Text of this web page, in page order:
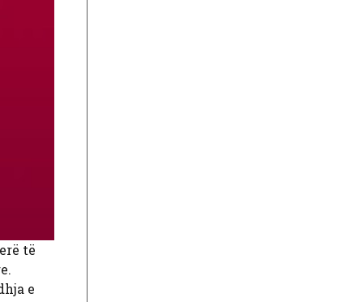
të
e